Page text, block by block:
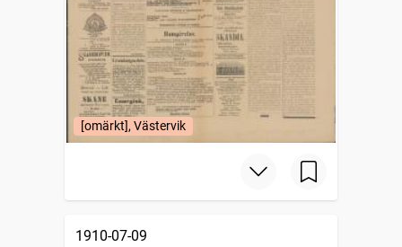
[omärkt], Västervik
1910-07-09